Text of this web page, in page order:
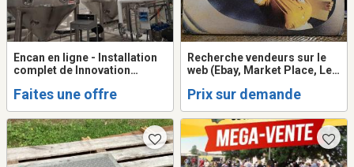
Encan en ligne - Installation
complet de Innovation
Quebec. Termine le 16
septembre de 11h00 a 15h00.
Faites une offre
Recherche vendeurs sur le
web (Ebay, Market Place, Les
Prix sur demande